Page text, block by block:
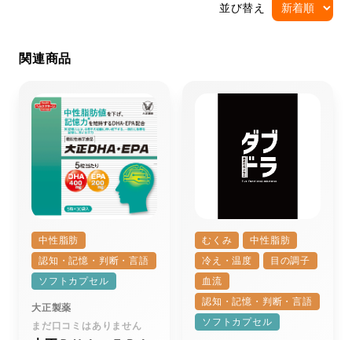
並び替え
関連商品
中性脂肪
認知・記憶・判断・言語
ソフトカプセル
大正製薬
まだ口コミはありません
むくみ
中性脂肪
冷え・温度
目の調子
血流
認知・記憶・判断・言語
ソフトカプセル